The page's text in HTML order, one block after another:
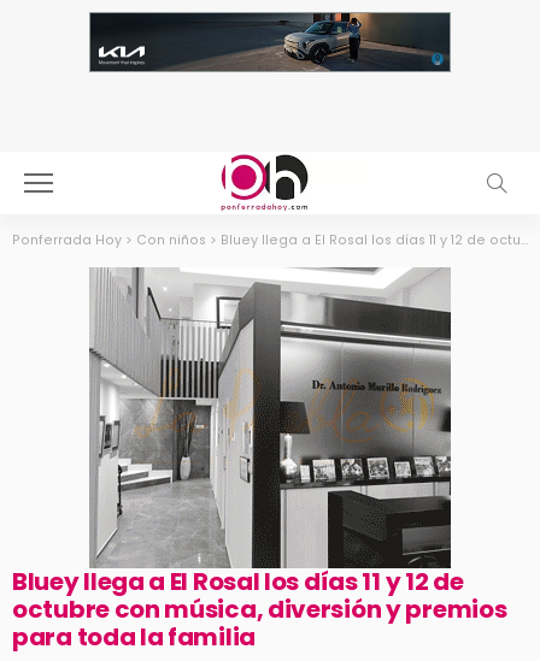
Ponferrada Hoy > Con niños > Bluey llega a El Rosal los días 11 y 12 de octubre con música, diversión y premios para toda la familia
Bluey llega a El Rosal los días 11 y 12 de
octubre con música, diversión y premios
para toda la familia